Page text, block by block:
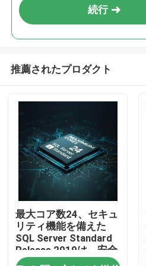
続行
推薦されたプロダクト
最大コア数24、セキュ
リティ機能を備えた
SQL Server Standard
Release 2019は、安全
なデータ処理とエンタ